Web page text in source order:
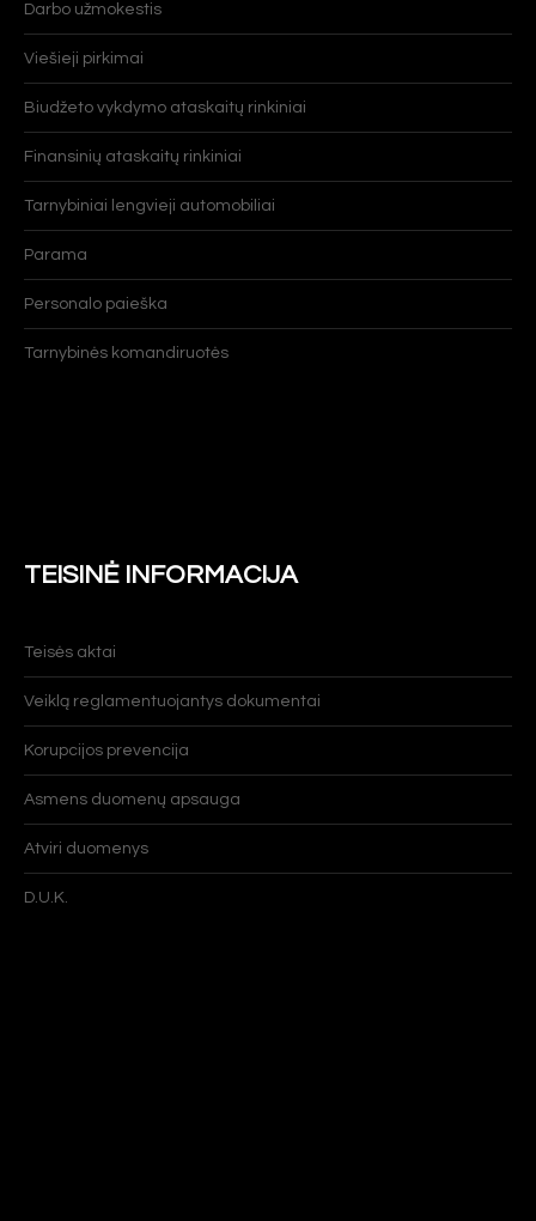
Darbo užmokestis
Viešieji pirkimai
Biudžeto vykdymo ataskaitų rinkiniai
Finansinių ataskaitų rinkiniai
Tarnybiniai lengvieji automobiliai
Parama
Personalo paieška
Tarnybinės komandiruotės
TEISINĖ INFORMACIJA
Teisės aktai
Veiklą reglamentuojantys dokumentai
Korupcijos prevencija
Asmens duomenų apsauga
Atviri duomenys
D.U.K.